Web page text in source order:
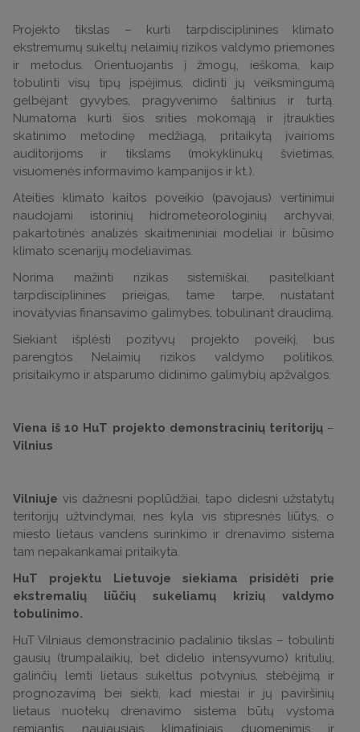
Projekto tikslas – kurti tarpdisciplinines klimato
ekstremumų sukeltų nelaimių rizikos valdymo priemones
ir metodus. Orientuojantis į žmogų, ieškoma, kaip
tobulinti visų tipų įspėjimus, didinti jų veiksmingumą
gelbėjant gyvybes, pragyvenimo šaltinius ir turtą.
Numatoma kurti šios srities mokomąją ir įtraukties
skatinimo metodinę medžiagą, pritaikytą įvairioms
auditorijoms ir tikslams (mokyklinukų švietimas,
visuomenės informavimo kampanijos ir kt.).
Ateities klimato kaitos poveikio (pavojaus) vertinimui
naudojami istorinių hidrometeorologinių archyvai,
pakartotinės analizės skaitmeniniai modeliai ir būsimo
klimato scenarijų modeliavimas.
Norima mažinti rizikas sistemiškai, pasitelkiant
tarpdisciplinines prieigas, tame tarpe, nustatant
inovatyvias finansavimo galimybes, tobulinant draudimą.
Siekiant išplėsti pozityvų projekto poveikį, bus
parengtos Nelaimių rizikos valdymo politikos,
prisitaikymo ir atsparumo didinimo galimybių apžvalgos.
Viena iš 10 HuT projekto demonstracinių teritorijų –
Vilnius
Vilniuje vis dažnesni poplūdžiai, tapo didesni užstatytų
teritorijų užtvindymai, nes kyla vis stipresnės liūtys, o
miesto lietaus vandens surinkimo ir drenavimo sistema
tam nepakankamai pritaikyta.
HuT projektu Lietuvoje siekiama prisidėti prie
ekstremalių liūčių sukeliamų krizių valdymo
tobulinimo.
HuT Vilniaus demonstracinio padalinio tikslas – tobulinti
gausių (trumpalaikių, bet didelio intensyvumo) kritulių,
galinčių lemti lietaus sukeltus potvynius, stebėjimą ir
prognozavimą bei siekti, kad miestai ir jų paviršinių
lietaus nuotekų drenavimo sistema būtų vystoma
remiantis naujausiais klimatiniais duomenimis ir